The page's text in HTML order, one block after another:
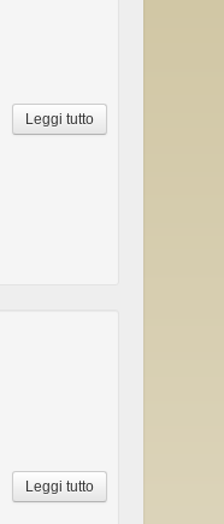
Leggi tutto
Leggi tutto